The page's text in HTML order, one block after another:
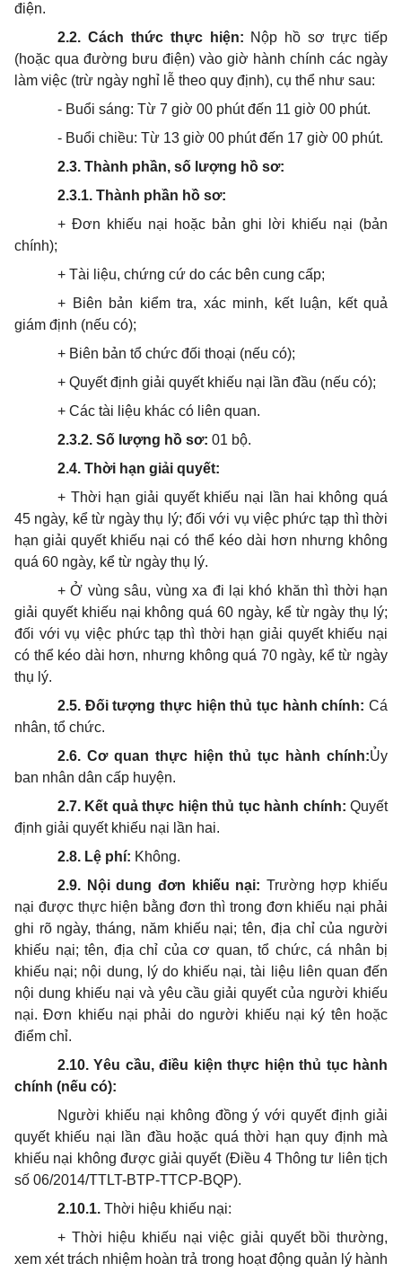
điện.
2.2. Cách thức thực hiện: Nộp hồ sơ trực tiếp
(hoặc qua đường bưu điện) vào giờ hành chính các ngày
làm việc (trừ ngày nghỉ lễ theo quy định), cụ thể như sau:
- Buổi sáng: Từ 7 giờ 00 phút đến 11 giờ 00 phút.
- Buổi chiều: Từ 13 giờ 00 phút đến 17 giờ 00 phút.
2.3. Thành phần, số lượng hồ sơ:
2.3.1. Thành phần hồ sơ:
+ Đơn khiếu nại hoặc bản ghi lời khiếu nại (bản
chính);
+ Tài liệu, chứng cứ do các bên cung cấp;
+ Biên bản kiểm tra, xác minh, kết luận, kết quả
giám định (nếu có);
+ Biên bản tổ chức đối thoại (nếu có);
+ Quyết định giải quyết khiếu nại lần đầu (nếu có);
+ Các tài liệu khác có liên quan.
2.3.2. Số lượng hồ sơ: 01 bộ.
2.4. Thời hạn giải quyết:
+ Thời hạn giải quyết khiếu nại lần hai không quá
45 ngày, kể từ ngày thụ lý; đối với vụ việc phức tạp thì thời
hạn giải quyết khiếu nại có thể kéo dài hơn nhưng không
quá 60 ngày, kể từ ngày thụ lý.
+ Ở vùng sâu, vùng xa đi lại khó khăn thì thời hạn
giải quyết khiếu nại không quá 60 ngày, kể từ ngày thụ lý;
đối với vụ việc phức tạp thì thời hạn giải quyết khiếu nại
có thể kéo dài hơn, nhưng không quá 70 ngày, kể từ ngày
thụ lý.
2.5. Đối tượng thực hiện thủ tục hành chính: Cá
nhân, tổ chức.
2.6. Cơ quan thực hiện thủ tục hành chính:Ủy
ban nhân dân cấp huyện.
2.7. Kết quả thực hiện thủ tục hành chính: Quyết
định giải quyết khiếu nại lần hai.
2.8. Lệ phí: Không.
2.9. Nội dung đơn khiếu nại: Trường hợp khiếu
nại được thực hiện bằng đơn thì trong đơn khiếu nại phải
ghi rõ ngày, tháng, năm khiếu nại; tên, địa chỉ của người
khiếu nại; tên, địa chỉ của cơ quan, tổ chức, cá nhân bị
khiếu nại; nội dung, lý do khiếu nại, tài liệu liên quan đến
nội dung khiếu nại và yêu cầu giải quyết của người khiếu
nại. Đơn khiếu nại phải do người khiếu nại ký tên hoặc
điểm chỉ.
2.10. Yêu cầu, điều kiện thực hiện thủ tục hành
chính (nếu có):
Người khiếu nại không đồng ý với quyết định giải
quyết khiếu nại lần đầu hoặc quá thời hạn quy định mà
khiếu nại không được giải quyết (Điều 4 Thông tư liên tịch
số 06/2014/TTLT-BTP-TTCP-BQP).
2.10.1. Thời hiệu khiếu nại:
+ Thời hiệu khiếu nại việc giải quyết bồi thường,
xem xét trách nhiệm hoàn trả trong hoạt động quản lý hành